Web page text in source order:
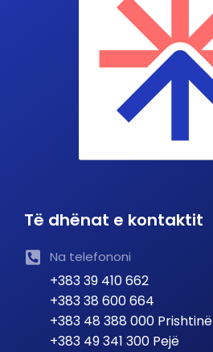
Të dhënat e kontaktit
Na telefononi
+383 39 410 662
+383 38 600 664
+383 48 388 000 Prishtinë
+383 49 341 300 Pejë